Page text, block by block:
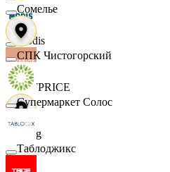
Modis
OFFPRICE
string
Сомелье
СПК Чистогорский
Супермаркет Солос
Таблоджикс